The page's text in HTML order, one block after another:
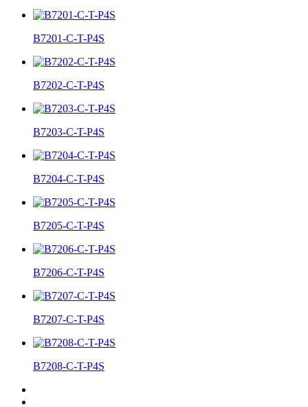
B7201-C-T-P4S
B7202-C-T-P4S
B7203-C-T-P4S
B7204-C-T-P4S
B7205-C-T-P4S
B7206-C-T-P4S
B7207-C-T-P4S
B7208-C-T-P4S